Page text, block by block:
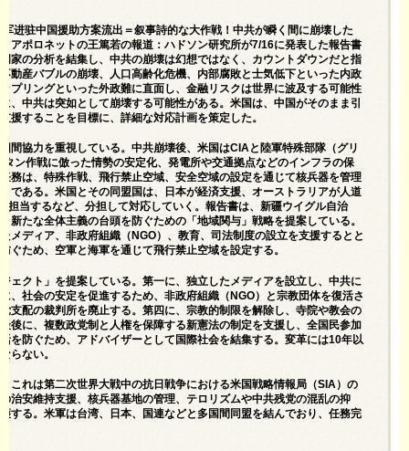
进驻中国援助方案流出＝叙事詩的な大作戦！中共が瞬く間に崩壊した
アポロネットの王篤若の報道：ハドソン研究所が7/16に発表した報告書
家の分析を結集し、中共の崩壊は幻想ではなく、カウントダウンだと指
動産バブルの崩壊、人口高齢化危機、内部腐敗と士気低下といった内政
プリングといった外政難に直面し、金融リスクは世界に波及する可能性
、中共は突如として崩壊する可能性がある。米国は、中国がそのまま引
援することを目標に、詳細な対応計画を策定した。
間協力を重視している。中共崩壊後、米国はCIAと陸軍特殊部隊（グリ
ン作戦に倣った情勢の安定化、発電所や交通拠点などのインフラの保
務は、特殊作戦、飛行禁止空域、安全空域の設定を通じて核兵器を管理
である。米国とその同盟国は、日本が経済支援、オーストラリアが人道
担当するなど、分担して対応していく。報告書は、新疆ウイグル自治
新たな全体主義の台頭を防ぐための「地域関与」戦略を提案している。
メディア、非政府組織（NGO）、教育、司法制度の設立を支援するとと
ぐため、空軍と海軍を通じて飛行禁止空域を設定する。
ェクト」を提案している。第一に、独立したメディアを設立し、中共に
、社会の安定を促進するため、非政府組織（NGO）と宗教団体を復活さ
支配の裁判所を廃止する。第四に、宗教的制限を解除し、寺院や教会の
後に、複数政党制と人権を保障する新憲法の制定を支援し、全国民参加
を防ぐため、アドバイザーとして国際社会を結集する。変革には10年以
らない。
これは第二次世界大戦中の抗日戦争における米国戦略情報局（SIA）の
治安維持支援、核兵器基地の管理、テロリズムや中共残党の混乱の抑
する。米軍は台湾、日本、国連などと多国間同盟を結んでおり、任務完